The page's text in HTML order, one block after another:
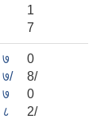
1
7
७
७/
७
८
0
8/
0
2/